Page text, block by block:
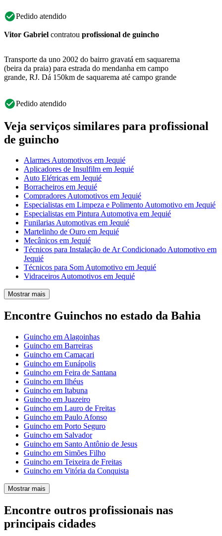
Pedido atendido
Vitor Gabriel contratou profissional de guincho
Transporte da uno 2002 do bairro gravatá em saquarema
(beira da praia) para estrada do mendanha em campo
grande, RJ. Dá 150km de saquarema até campo grande
Pedido atendido
Veja serviços similares para profissional
de guincho
Alarmes Automotivos em Jequié
Aplicadores de Insulfilm em Jequié
Auto Elétricas em Jequié
Borracheiros em Jequié
Compradores Automotivos em Jequié
Especialistas em Limpeza e Polimento Automotivo em Jequié
Especialistas em Pintura Automotiva em Jequié
Funilarias Automotivas em Jequié
Martelinho de Ouro em Jequié
Mecânicos em Jequié
Técnicos para Instalação de Ar Condicionado Automotivo em
Jequié
Técnicos para Som Automotivo em Jequié
Vidraceiros Automotivos em Jequié
Mostrar mais
Encontre Guinchos no estado da Bahia
Guincho em Alagoinhas
Guincho em Barreiras
Guincho em Camaçari
Guincho em Eunápolis
Guincho em Feira de Santana
Guincho em Ilhéus
Guincho em Itabuna
Guincho em Juazeiro
Guincho em Lauro de Freitas
Guincho em Paulo Afonso
Guincho em Porto Seguro
Guincho em Salvador
Guincho em Santo Antônio de Jesus
Guincho em Simões Filho
Guincho em Teixeira de Freitas
Guincho em Vitória da Conquista
Mostrar mais
Encontre outros profissionais nas
principais cidades